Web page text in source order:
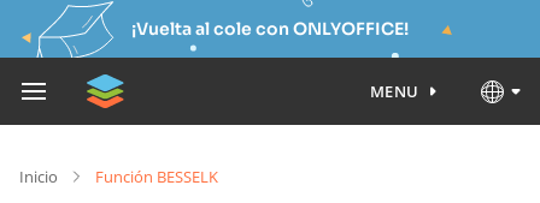
¡Vuelta al cole con ONLYOFFICE!
MENU
Inicio Función BESSELK